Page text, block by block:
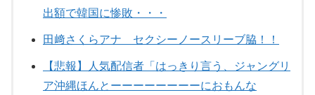
出額で韓国に惨敗・・・
田﨑さくらアナ セクシーノースリーブ脇！！
【悲報】人気配信者「はっきり言う、ジャングリ
ア沖縄ほんとーーーーーーーーにおもんな